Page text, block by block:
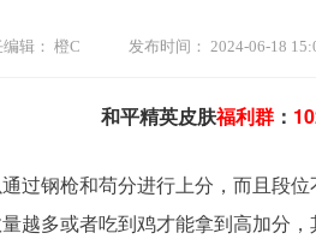
辑： 橙C 发布时间： 2024-06-18
和平精英皮肤福利群 ：
过钢枪和苟分进行上分，而且段
越多或者吃到鸡才能拿到高加分